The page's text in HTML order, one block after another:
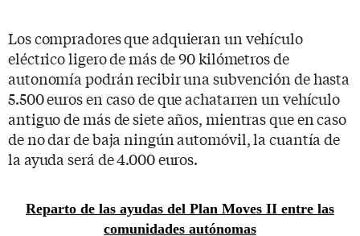
Los compradores que adquieran un vehículo
eléctrico ligero de más de 90 kilómetros de
autonomía podrán recibir una subvención de hasta
5.500 euros en caso de que achatarren un vehículo
antiguo de más de siete años, mientras que en caso
de no dar de baja ningún automóvil, la cuantía de
la ayuda será de 4.000 euros.